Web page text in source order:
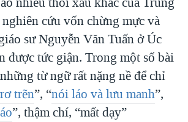
cứu vốn chừng mực và
sư Nguyễn Văn Tuấn ở Úc
được tức giận. Trong một số bài
từ ngữ rất nặng nề để chỉ
trẽn”, “nói láo và lưu manh”,
”, thậm chí, “mất dạy”